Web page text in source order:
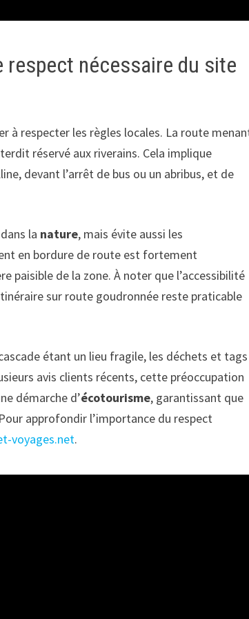
respect nécessaire du site
à respecter les règles locales. La route
réservé aux riverains. Cela implique
devant l’arrêt de bus ou un abribus, et de
la nature, mais évite aussi les
en bordure de route est fortement
paisible de la zone. À noter que l’accessibilité
sur route goudronnée reste praticable
étant un lieu fragile, les déchets et tags
avis clients récents, cette préoccupation
démarche d’écotourisme, garantissant que
approfondir l’importance du respect
voyages.net.